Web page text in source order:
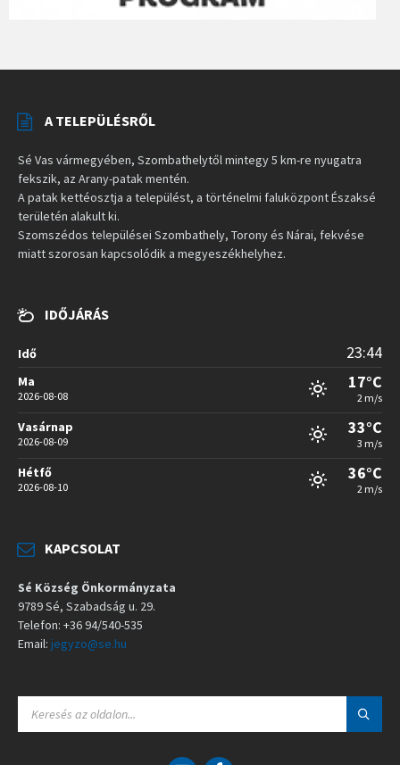
A TELEPÜLÉSRŐL
Sé Vas vármegyében, Szombathelytől mintegy 5 km-re nyugatra
fekszik, az Arany-patak mentén.
A patak kettéosztja a települést, a történelmi faluközpont Északsé
területén alakult ki.
Szomszédos települései Szombathely, Torony és Nárai, fekvése
miatt szorosan kapcsolódik a megyeszékhelyhez.
IDŐJÁRÁS
Idő 23:44
Ma
2026-08-08
17°C
2 m/s
Vasárnap
2026-08-09
33°C
3 m/s
Hétfő
2026-08-10
36°C
2 m/s
KAPCSOLAT
Sé Község Önkormányzata
9789 Sé, Szabadság u. 29.
Telefon: +36 94/540-535
Email: jegyzo@se.hu
A